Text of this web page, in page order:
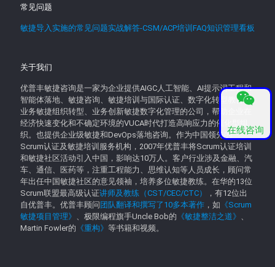
常见问题
敏捷导入实施的常见问题实战解答-CSM/ACP培训FAQ知识管理看板
关于我们
优普丰敏捷咨询是一家为企业提供AIGC人工智能、AI提示词工程和
智能体落地、敏捷咨询、敏捷培训与国际认证、数字化转型教育、
业务敏捷组织转型、业务创新敏捷数字化管理的公司，帮助企业在
经济快速变化和不确定环境的VUCA时代打造高响应力的催化型组
织。也提供企业级敏捷和DevOps落地咨询。作为中国领先的
Scrum认证及敏捷培训服务机构，2007年优普丰将Scrum认证培训
和敏捷社区活动引入中国，影响达10万人。客户行业涉及金融、汽
车、通信、医药等，注重工程能力、思维认知等人员成长，顾问常
年出任中国敏捷社区的意见领袖，培养多位敏捷教练。在华的13位
Scrum联盟最高级认证讲师及教练（CST/CEC/CTC）
，有12位出
自优普丰。优普丰顾问 团队翻译和撰写了10多本著作 ，如 《Scrum
敏捷项目管理》 、极限编程旗手Uncle Bob的 《敏捷整洁之道》 、
Martin Fowler的 《重构》 等书籍和视频。
在线咨询